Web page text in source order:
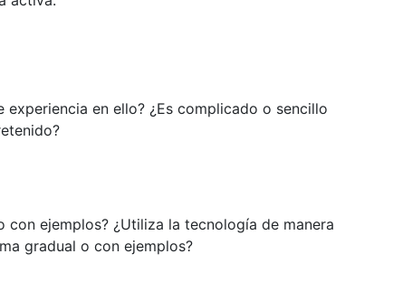
experiencia en ello? ¿Es complicado o sencillo
con ejemplos? ¿Utiliza la tecnología de manera
gradual o con ejemplos?